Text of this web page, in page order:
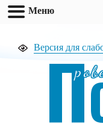
Версия для
П
Меню